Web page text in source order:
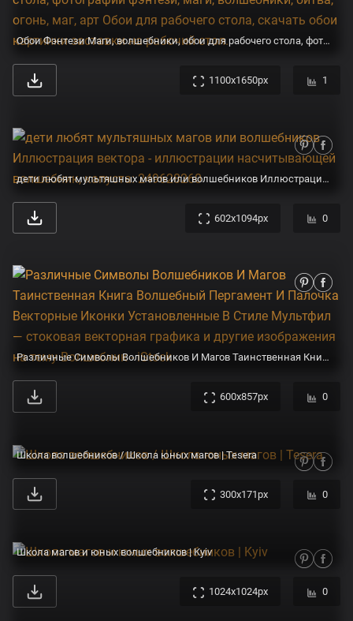
Обои Фэнтези Маги, волшебники, обои для рабочего стола, фотографии фэнтези, маги, волшебники, битва, огонь, маг, арт Обои для рабочего стола, скачать обои картинки заставки на рабочий стол.
1100x1650px 1
дети любят мультяшных магов или волшебников Иллюстрация вектора - иллюстрации насчитывающей волшебник, капуста: 249628260
602x1094px 0
Различные Символы Волшебников И Магов Таинственная Книга Волшебный Пергамент И Палочка Векторные Иконки Установленные В Стиле Мультфил — стоковая векторная графика и другие изображения на тему Волшебник - iStock
600x857px 0
Школа волшебников / Школа юных магов | Tesera
300x171px 0
Школа магов и юных волшебников | Kyiv
1024x1024px 0